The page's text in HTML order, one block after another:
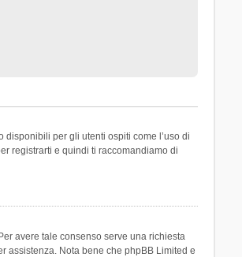
per gli utenti ospiti come l’uso di
registrarti e quindi ti raccomandiamo di
avere tale consenso serve una richiesta
assistenza. Nota bene che phpBB Limited e